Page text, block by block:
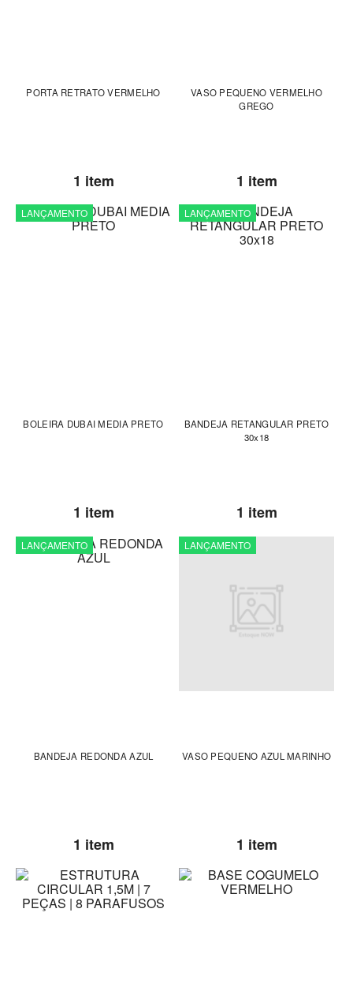
PORTA RETRATO VERMELHO
1 item
VASO PEQUENO VERMELHO
GREGO
1 item
LANÇAMENTO
BOLEIRA DUBAI MEDIA PRETO
1 item
LANÇAMENTO
BANDEJA RETANGULAR PRETO
30x18
1 item
LANÇAMENTO
BANDEJA REDONDA AZUL
1 item
LANÇAMENTO
VASO PEQUENO AZUL MARINHO
1 item